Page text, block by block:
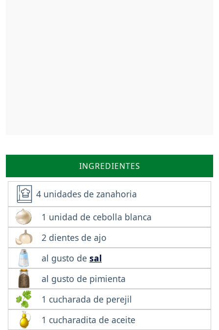
INGREDIENTES
4 unidades de zanahoria
1 unidad de cebolla blanca
2 dientes de ajo
al gusto de sal
al gusto de pimienta
1 cucharada de perejil
1 cucharadita de aceite